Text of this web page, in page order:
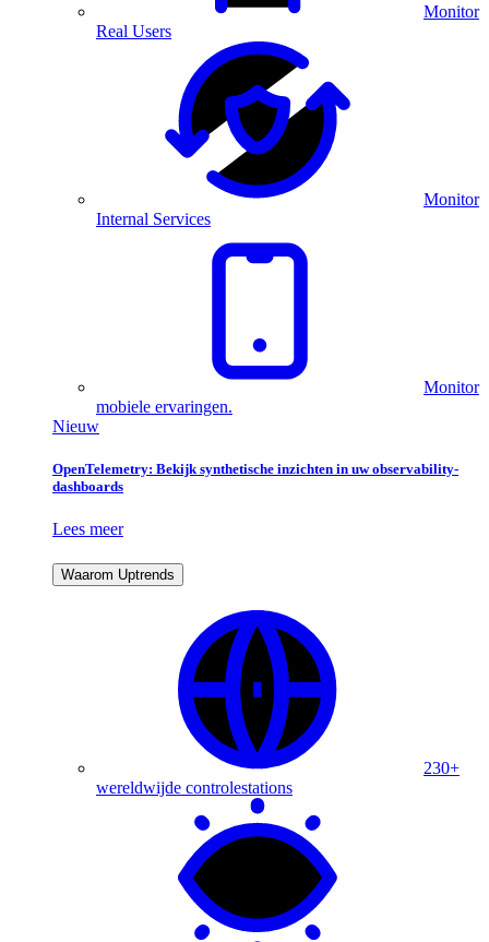
Monitor
Real Users
Monitor
Internal Services
Monitor
mobiele ervaringen.
Nieuw
OpenTelemetry: Bekijk synthetische inzichten in uw observability-
dashboards
Lees meer
Waarom Uptrends
230+
wereldwijde controlestations